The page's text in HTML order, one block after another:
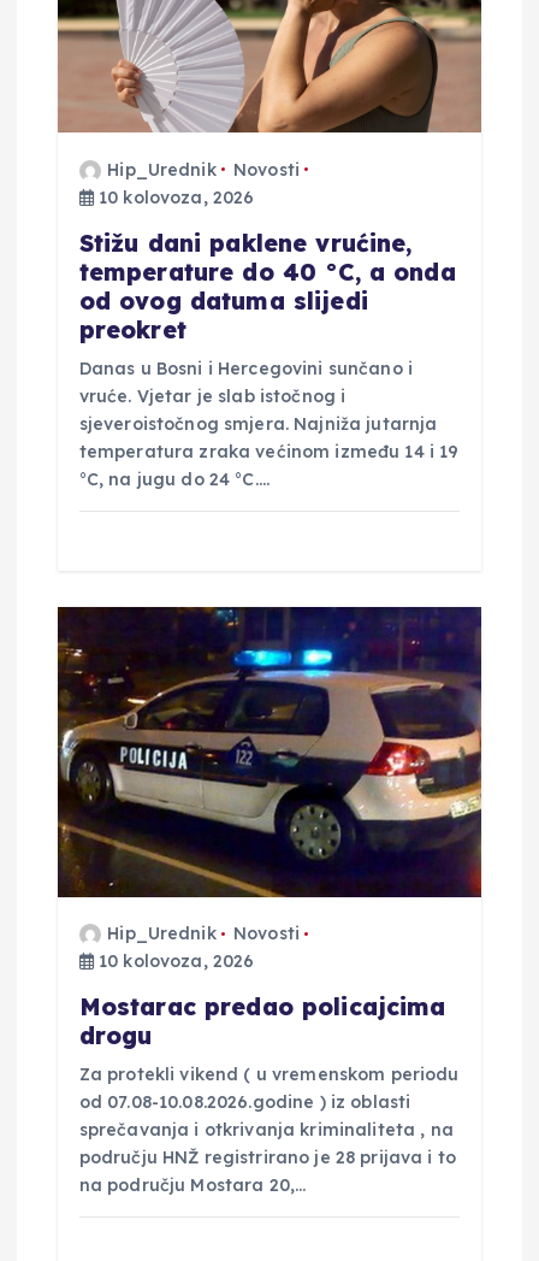
o
Hip_Urednik
Novosti
10 kolovoza, 2026
Stižu dani paklene vrućine,
temperature do 40 °C, a onda
od ovog datuma slijedi
preokret
Danas u Bosni i Hercegovini sunčano i
vruće. Vjetar je slab istočnog i
sjeveroistočnog smjera. Najniža jutarnja
temperatura zraka većinom između 14 i 19
°C, na jugu do 24 °C.…
Hip_Urednik
Novosti
10 kolovoza, 2026
Mostarac predao policajcima
drogu
Za protekli vikend ( u vremenskom periodu
od 07.08-10.08.2026.godine ) iz oblasti
sprečavanja i otkrivanja kriminaliteta , na
području HNŽ registrirano je 28 prijava i to
na području Mostara 20,…